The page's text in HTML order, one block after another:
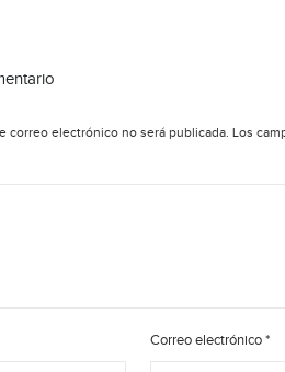
correo electrónico no será publicada. Los
Correo electrónico*